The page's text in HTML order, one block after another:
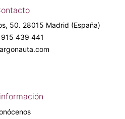
50. 28015 Madrid (España)
439 441